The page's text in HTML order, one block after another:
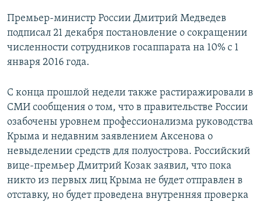
Премьер-министр России Дмитрий Медведев
подписал 21 декабря постановление о сокращении
численности сотрудников госаппарата на 10% с 1
января 2016 года.
С конца прошлой недели также растиражировали в
СМИ сообщения о том, что в правительстве России
озабочены уровнем профессионализма руководства
Крыма и недавним заявлением Аксенова о
невыделении средств для полуострова. Российский
вице-премьер Дмитрий Козак заявил, что пока
никто из первых лиц Крыма не будет отправлен в
отставку, но будет проведена внутренняя проверка